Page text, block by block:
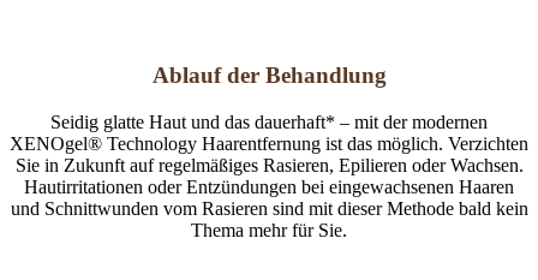
Ablauf der Behandlung
Seidig glatte Haut und das dauerhaft* – mit der modernen
XENOgel® Technology Haarentfernung ist das möglich. Verzichten
Sie in Zukunft auf regelmäßiges Rasieren, Epilieren oder Wachsen.
Hautirritationen oder Entzündungen bei eingewachsenen Haaren
und Schnittwunden vom Rasieren sind mit dieser Methode bald kein
Thema mehr für Sie.